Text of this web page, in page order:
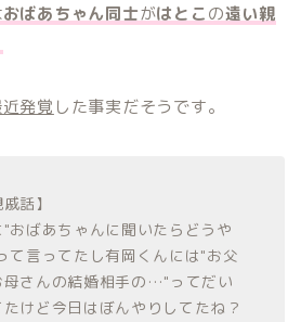
おばあちゃん同士がはとこの遠い親
発覚 した事実だそうです。
話】
おばあちゃんに聞いたらどうや
て言ってたし有岡くんには"お父
母さんの結婚相手の…"ってだい
けど今日はぼんやりしてたね？